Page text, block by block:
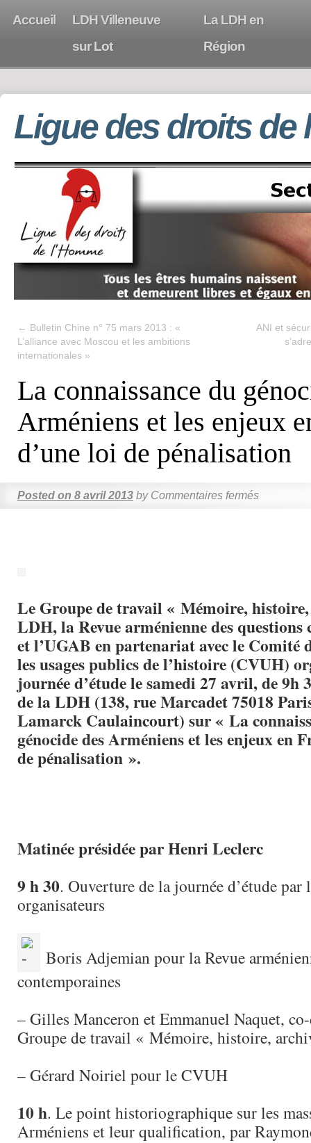
Accueil
LDH Villeneuve
sur Lot
La LDH en
Région
Ligue des droits de
← Bulletin Chine n° 75 mars 2013 : «
L’alliance avec Moscou et les ambitions
internationales »
ANI et
La connaissance du
Arméniens et les enjeux
d’une loi de pénalisation
Posted on 8 avril 2013 by Commentaires fermés
Le Groupe de travail « Mémoire,
LDH, la Revue arménienne des questions
et l’UGAB en partenariat avec le Comité
les usages publics de l’histoire (CVUH)
journée d’étude lesamedi 27 avril, de 9h
de la LDH (138, rue Marcadet 75018
Lamarck Caulaincourt) sur« La
génocide des Arméniens et les enjeux en
de pénalisation ».
Matinée présidée par Henri Leclerc
9 h 30. Ouverture de la journée d’étude par
organisateurs
Boris Adjemian pour la Revue
contemporaines
– Gilles Manceron et Emmanuel Naquet,
Groupe de travail « Mémoire, histoire,
– Gérard Noiriel pour le CVUH
10 h. Le point historiographique sur les
Arméniens et leur qualification, par